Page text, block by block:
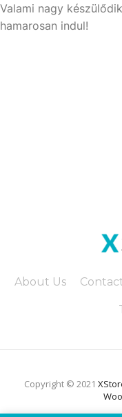
Valami nagy
hamarosan indul!
About Us
Copyright © 2021